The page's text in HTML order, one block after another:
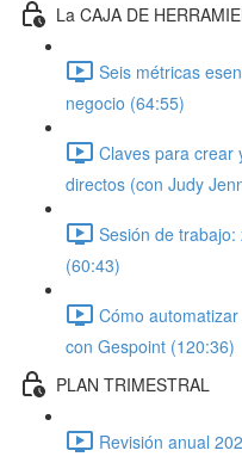
La CAJA DE
Seis métricas
negocio (64:55)
Claves para crear
directos (con Judy
Sesión de
(60:43)
Cómo
con Gespoint (120:36)
PLAN TRIMESTRAL
Revisión anual